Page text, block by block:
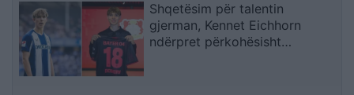
Shqetësim për talentin
gjerman, Kennet Eichhorn
ndërpret përkohësisht